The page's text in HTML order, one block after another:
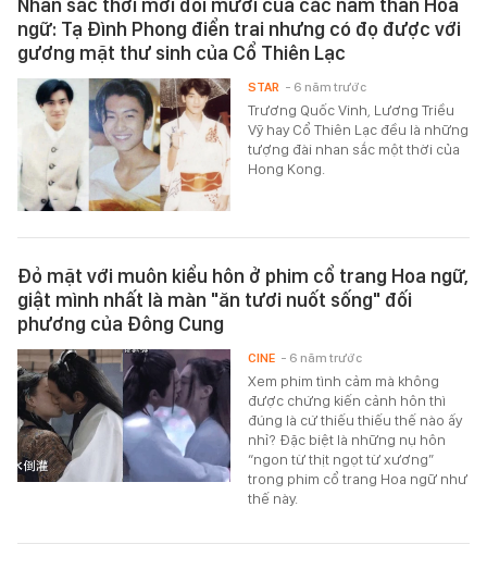
Nhan sắc thời mới đôi mươi của các nam thần Hoa
ngữ: Tạ Đình Phong điển trai nhưng có đọ được với
gương mặt thư sinh của Cổ Thiên Lạc
Trương Quốc Vinh, Lương Triều
Vỹ hay Cổ Thiên Lạc đều là những
tượng đài nhan sắc một thời của
Hong Kong.
STAR - 6 năm trước
Đỏ mặt với muôn kiểu hôn ở phim cổ trang Hoa ngữ,
giật mình nhất là màn "ăn tươi nuốt sống" đối
phương của Đông Cung
Xem phim tình cảm mà không
được chứng kiến cảnh hôn thì
đúng là cứ thiếu thiếu thế nào ấy
nhỉ? Đặc biệt là những nụ hôn
“ngon từ thịt ngọt từ xương”
trong phim cổ trang Hoa ngữ như
thế này.
CINE - 6 năm trước